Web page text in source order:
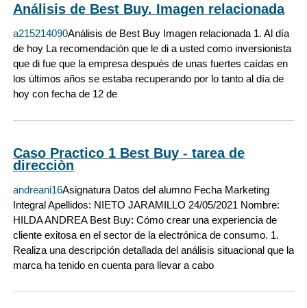
Análisis de Best Buy. Imagen relacionada
a215214090Análisis de Best Buy Imagen relacionada 1. Al día
de hoy La recomendación que le di a usted como inversionista
que di fue que la empresa después de unas fuertes caídas en
los últimos años se estaba recuperando por lo tanto al día de
hoy con fecha de 12 de
Caso Practico 1 Best Buy - tarea de
direcciòn
andreani16Asignatura Datos del alumno Fecha Marketing
Integral Apellidos: NIETO JARAMILLO 24/05/2021 Nombre:
HILDA ANDREA Best Buy: Cómo crear una experiencia de
cliente exitosa en el sector de la electrónica de consumo. 1.
Realiza una descripción detallada del análisis situacional que la
marca ha tenido en cuenta para llevar a cabo